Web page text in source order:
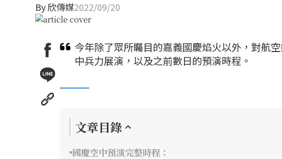
By欣傳媒2022/09/20
今年除了眾所矚目的嘉義國慶焰火以外，對航
中兵力展演，以及之前數日的預演時程。
文章目錄
國慶空中預演完整時程：